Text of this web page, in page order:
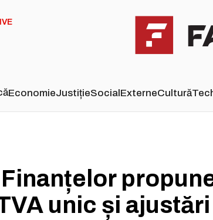
EconomieJustițieSocialExterneCultură
unic și